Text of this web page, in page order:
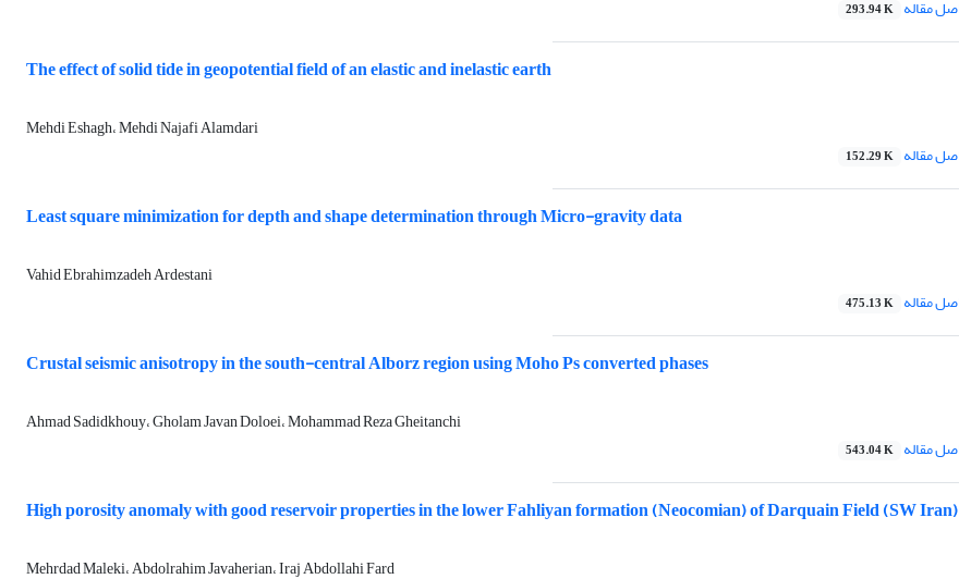
مقاله 293.94 K
The effect of solid tide in geopotential field of an elastic and inelastic earth
Mehdi Eshagh، Mehdi Najafi Alamdari
مقاله 152.29 K
Least square minimization for depth and shape determination through Micro-gravity data
Vahid Ebrahimzadeh Ardestani
مقاله 475.13 K
Crustal seismic anisotropy in the south-central Alborz region using Moho Ps converted phases
Ahmad Sadidkhouy، Gholam Javan Doloei، Mohammad Reza Gheitanchi
مقاله 543.04 K
High porosity anomaly with good reservoir properties in the lower Fahliyan formation (Neocomian) of Darquain Field (SW
Mehrdad Maleki، Abdolrahim Javaherian، Iraj Abdollahi Fard